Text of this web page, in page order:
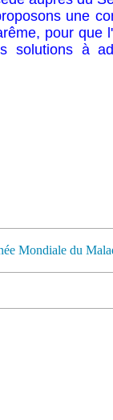
une
pour que
solutions à